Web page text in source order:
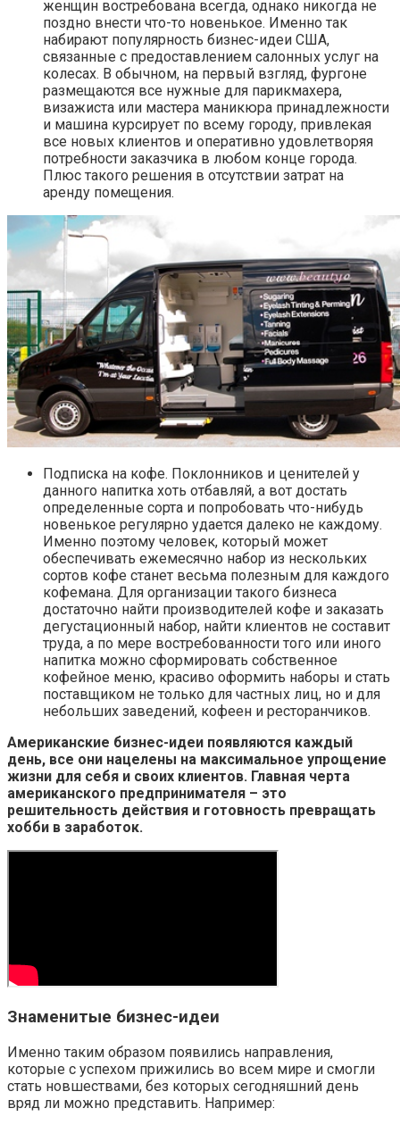
женщин востребована всегда, однако никогда не
поздно внести что-то новенькое. Именно так
набирают популярность бизнес-идеи США,
связанные с предоставлением салонных услуг на
колесах. В обычном, на первый взгляд, фургоне
размещаются все нужные для парикмахера,
визажиста или мастера маникюра принадлежности
и машина курсирует по всему городу, привлекая
все новых клиентов и оперативно удовлетворяя
потребности заказчика в любом конце города.
Плюс такого решения в отсутствии затрат на
аренду помещения.
Подписка на кофе. Поклонников и ценителей у
данного напитка хоть отбавляй, а вот достать
определенные сорта и попробовать что-нибудь
новенькое регулярно удается далеко не каждому.
Именно поэтому человек, который может
обеспечивать ежемесячно набор из нескольких
сортов кофе станет весьма полезным для каждого
кофемана. Для организации такого бизнеса
достаточно найти производителей кофе и заказать
дегустационный набор, найти клиентов не составит
труда, а по мере востребованности того или иного
напитка можно сформировать собственное
кофейное меню, красиво оформить наборы и стать
поставщиком не только для частных лиц, но и для
небольших заведений, кофеен и ресторанчиков.
Американские бизнес-идеи появляются каждый
день, все они нацелены на максимальное упрощение
жизни для себя и своих клиентов. Главная черта
американского предпринимателя – это
решительность действия и готовность превращать
хобби в заработок.
Знаменитые бизнес-идеи
Именно таким образом появились направления,
которые с успехом прижились во всем мире и смогли
стать новшествами, без которых сегодняшний день
вряд ли можно представить. Например: